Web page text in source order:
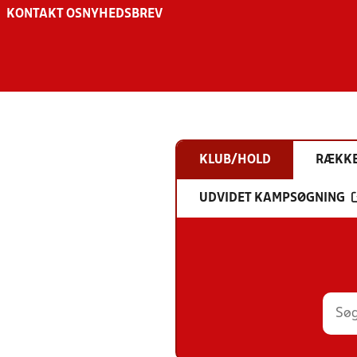
KONTAKT OS NYHEDSBREV
KLUB/HOLD
UDVIDET KAMPSØGNING